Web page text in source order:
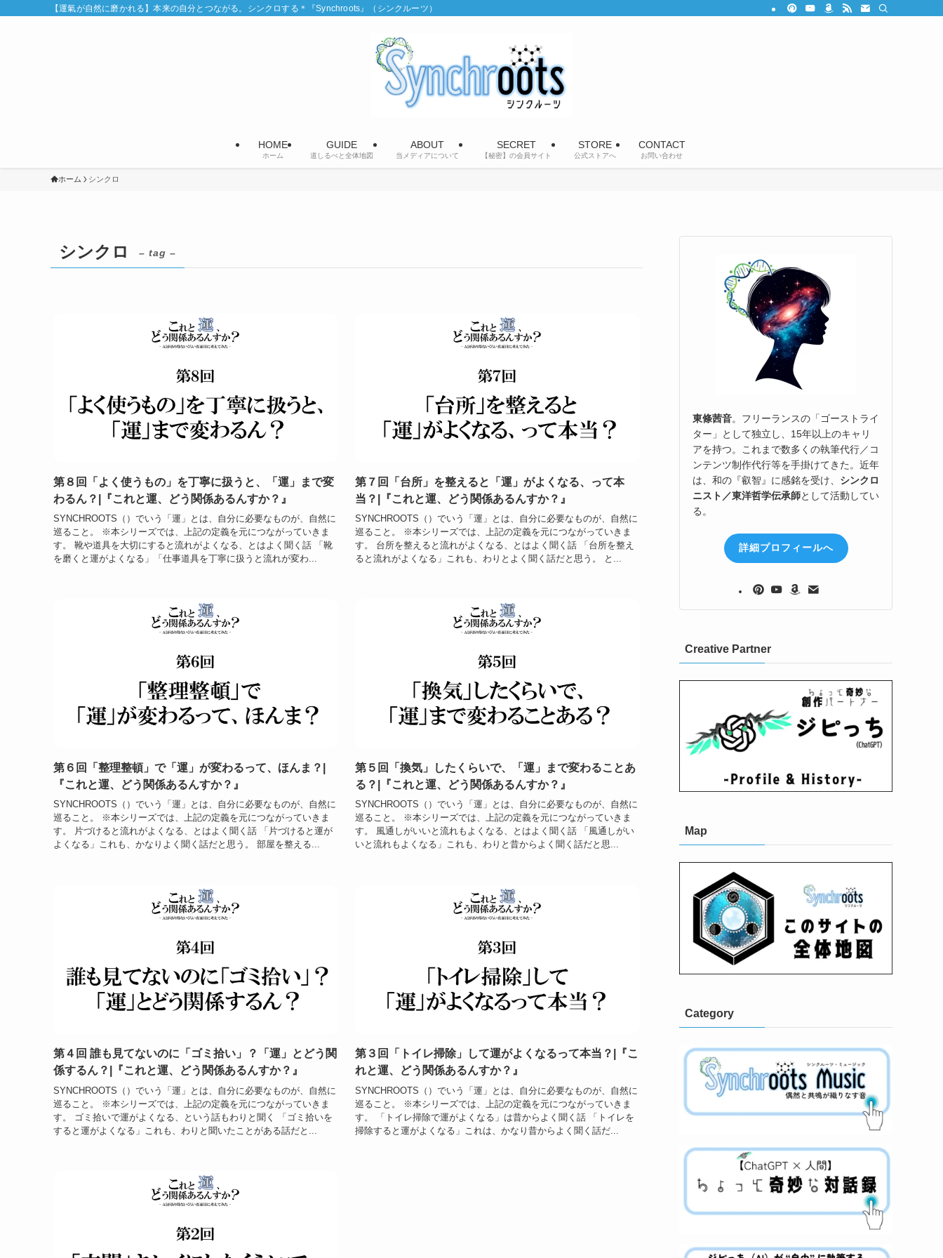
【運氣が自然に磨かれる】本来の自分とつながる。シンクロする＊『Synchroots』（シンクルーツ）
HOME
ホーム
GUIDE
道しるべと全体地図
ABOUT
当メディアについて
SECRET
【秘密】の会員サイト
STORE
公式ストアへ
CONTACT
お問い合わせ
ホーム シンクロ
シンクロ – tag –
第８回「よく使うもの」を丁寧に扱うと、「運」まで変
わるん？|『これと運、どう関係あるんすか？』
SYNCHROOTS（）でいう「運」とは、自分に必要なものが、自然に
巡ること。 ※本シリーズでは、上記の定義を元につながっていきま
す。 靴や道具を大切にすると流れがよくなる、とはよく聞く話 「靴
を磨くと運がよくなる」「仕事道具を丁寧に扱うと流れが変わ...
第７回「台所」を整えると「運」がよくなる、って本
当？|『これと運、どう関係あるんすか？』
SYNCHROOTS（）でいう「運」とは、自分に必要なものが、自然に
巡ること。 ※本シリーズでは、上記の定義を元につながっていきま
す。 台所を整えると流れがよくなる、とはよく聞く話 「台所を整え
ると流れがよくなる」これも、わりとよく聞く話だと思う。 と...
第６回「整理整頓」で「運」が変わるって、ほんま？|
『これと運、どう関係あるんすか？』
SYNCHROOTS（）でいう「運」とは、自分に必要なものが、自然に
巡ること。 ※本シリーズでは、上記の定義を元につながっていきま
す。 片づけると流れがよくなる、とはよく聞く話 「片づけると運が
よくなる」これも、かなりよく聞く話だと思う。 部屋を整える...
第５回「換気」したくらいで、「運」まで変わることあ
る？|『これと運、どう関係あるんすか？』
SYNCHROOTS（）でいう「運」とは、自分に必要なものが、自然に
巡ること。 ※本シリーズでは、上記の定義を元につながっていきま
す。 風通しがいいと流れもよくなる、とはよく聞く話 「風通しがい
いと流れもよくなる」これも、わりと昔からよく聞く話だと思...
第４回 誰も見てないのに「ゴミ拾い」？「運」とどう関
係するん？|『これと運、どう関係あるんすか？』
SYNCHROOTS（）でいう「運」とは、自分に必要なものが、自然に
巡ること。 ※本シリーズでは、上記の定義を元につながっていきま
す。 ゴミ拾いで運がよくなる、という話もわりと聞く 「ゴミ拾いを
すると運がよくなる」これも、わりと聞いたことがある話だと...
第３回「トイレ掃除」して運がよくなるって本当？|『こ
れと運、どう関係あるんすか？』
SYNCHROOTS（）でいう「運」とは、自分に必要なものが、自然に
巡ること。 ※本シリーズでは、上記の定義を元につながっていきま
す。 「トイレ掃除で運がよくなる」は昔からよく聞く話 「トイレを
掃除すると運がよくなる」これは、かなり昔からよく聞く話だ...
東條茜音。フリーランスの「ゴーストライ
ター」として独立し、15年以上のキャリ
アを持つ。これまで数多くの執筆代行／コ
ンテンツ制作代行等を手掛けてきた。近年
は、和の『叡智』に感銘を受け、 シンクロ
ニスト／東洋哲学伝承師として活動してい
る。
詳細プロフィールへ
Creative Partner
Map
Category